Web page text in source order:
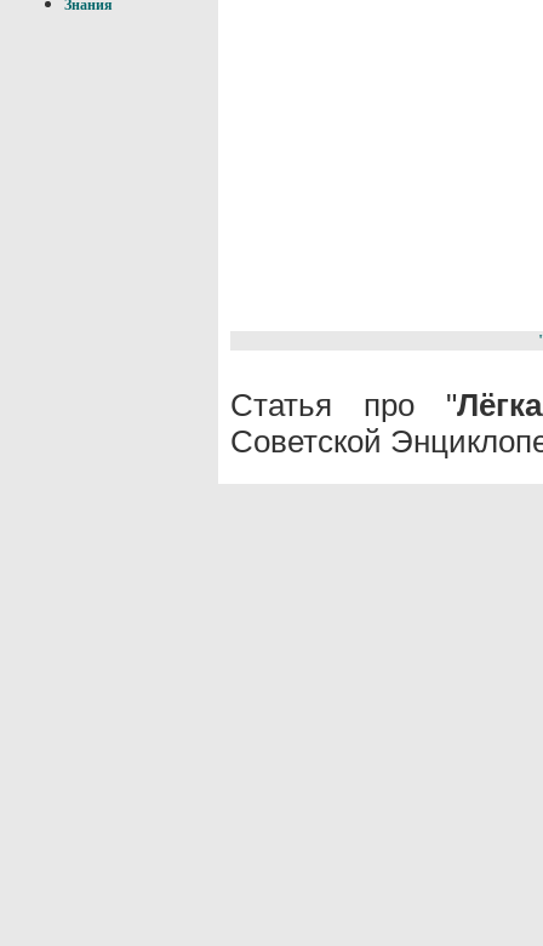
Знания
Статья про "
Советской